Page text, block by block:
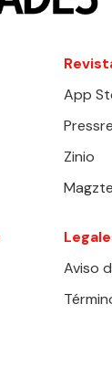
App
Zinio
Aviso